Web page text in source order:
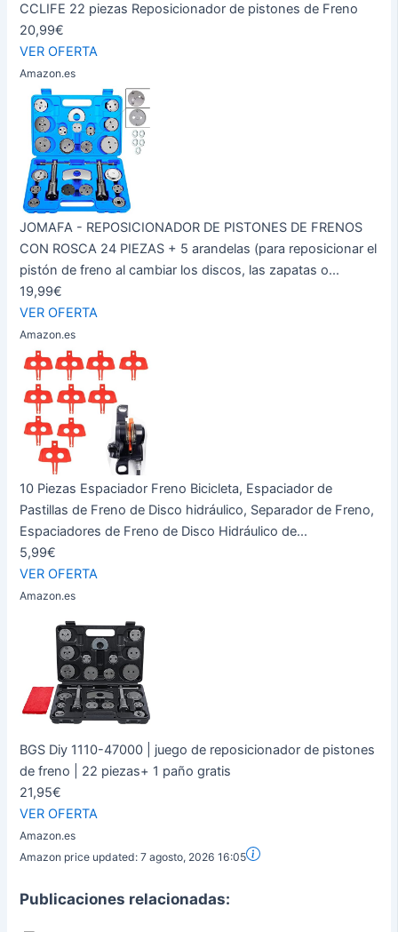
CCLIFE 22 piezas Reposicionador de pistones de Freno
20,99€
VER OFERTA
Amazon.es
JOMAFA - REPOSICIONADOR DE PISTONES DE FRENOS
CON ROSCA 24 PIEZAS + 5 arandelas (para reposicionar el
pistón de freno al cambiar los discos, las zapatas o...
19,99€
VER OFERTA
Amazon.es
10 Piezas Espaciador Freno Bicicleta, Espaciador de
Pastillas de Freno de Disco hidráulico, Separador de Freno,
Espaciadores de Freno de Disco Hidráulico de...
5,99€
VER OFERTA
Amazon.es
BGS Diy 1110-47000 | juego de reposicionador de pistones
de freno | 22 piezas+ 1 paño gratis
21,95€
VER OFERTA
Amazon.es
Amazon price updated:7 agosto, 2026 16:05
Publicaciones relacionadas: